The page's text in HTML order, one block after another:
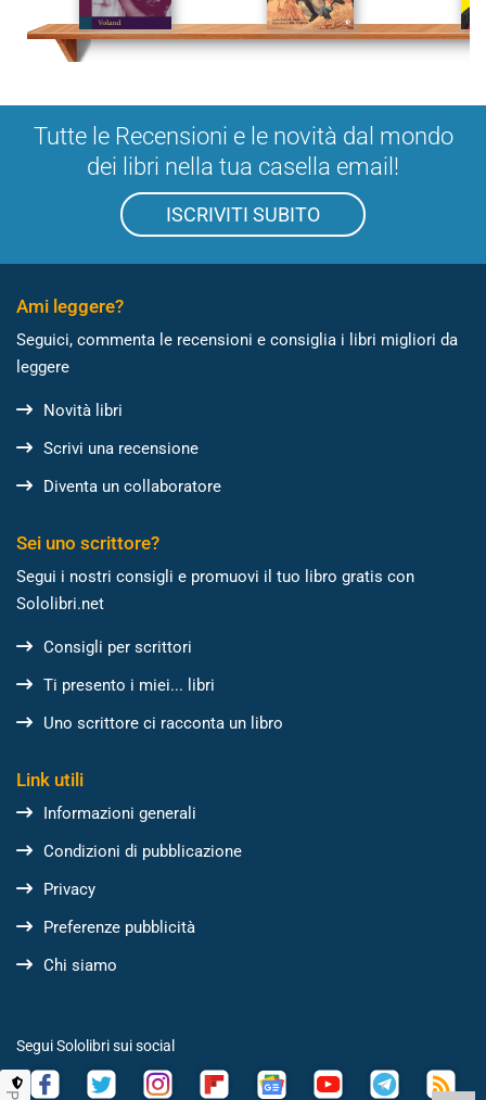
Tutte le Recensioni e le novità dal mondo
dei libri nella tua casella email!
ISCRIVITI SUBITO
Ami leggere?
Seguici, commenta le recensioni e consiglia i libri migliori da
leggere
Novità libri
Scrivi una recensione
Diventa un collaboratore
Sei uno scrittore?
Segui i nostri consigli e promuovi il tuo libro gratis con
Sololibri.net
Consigli per scrittori
Ti presento i miei... libri
Uno scrittore ci racconta un libro
Link utili
Informazioni generali
Condizioni di pubblicazione
Privacy
Preferenze pubblicità
Chi siamo
Segui Sololibri sui social